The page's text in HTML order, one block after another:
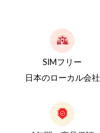
SIMフリー
日本のローカル会社